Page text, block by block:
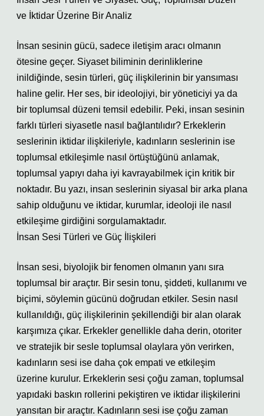
ve İktidar Üzerine Bir Analiz
İnsan sesinin gücü, sadece iletişim aracı olmanın
ötesine geçer. Siyaset biliminin derinliklerine
inildiğinde, sesin türleri, güç ilişkilerinin bir yansıması
haline gelir. Her ses, bir ideolojiyi, bir yöneticiyi ya da
bir toplumsal düzeni temsil edebilir. Peki, insan sesinin
farklı türleri siyasetle nasıl bağlantılıdır? Erkeklerin
seslerinin iktidar ilişkileriyle, kadınların seslerinin ise
toplumsal etkileşimle nasıl örtüştüğünü anlamak,
toplumsal yapıyı daha iyi kavrayabilmek için kritik bir
noktadır. Bu yazı, insan seslerinin siyasal bir arka plana
sahip olduğunu ve iktidar, kurumlar, ideoloji ile nasıl
etkileşime girdiğini sorgulamaktadır.
İnsan Sesi Türleri ve Güç İlişkileri
İnsan sesi, biyolojik bir fenomen olmanın yanı sıra
toplumsal bir araçtır. Bir sesin tonu, şiddeti, kullanımı ve
biçimi, söylemin gücünü doğrudan etkiler. Sesin nasıl
kullanıldığı, güç ilişkilerinin şekillendiği bir alan olarak
karşımıza çıkar. Erkekler genellikle daha derin, otoriter
ve stratejik bir sesle toplumsal olaylara yön verirken,
kadınların sesi ise daha çok empati ve etkileşim
üzerine kurulur. Erkeklerin sesi çoğu zaman, toplumsal
yapıdaki baskın rollerini pekiştiren ve iktidar ilişkilerini
yansıtan bir araçtır. Kadınların sesi ise çoğu zaman